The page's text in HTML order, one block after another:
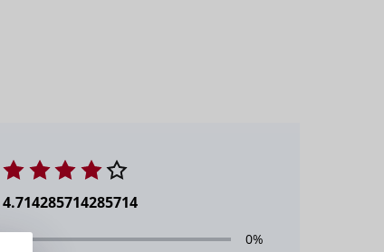
4.714285714285714
0%